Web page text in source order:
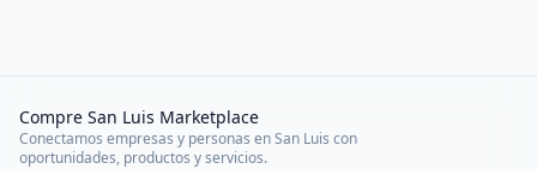
Compre San Luis Marketplace
Conectamos empresas y personas en San Luis con
oportunidades, productos y servicios.